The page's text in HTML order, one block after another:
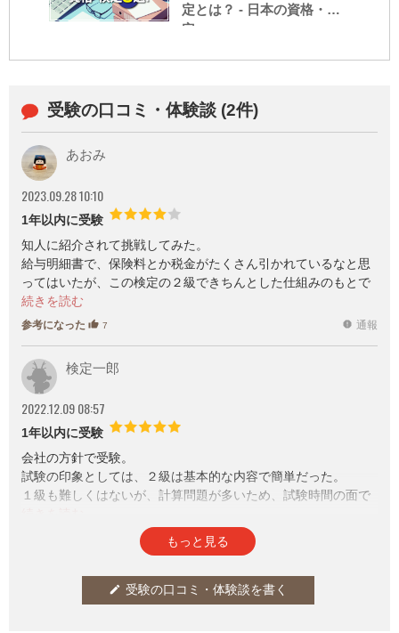
定とは？ - 日本の資格・検
定
受験の口コミ・体験談 (2件)
あおみ
2023.09.28 10:10
1年以内に受験
知人に紹介されて挑戦してみた。
給与明細書で、保険料とか税金がたくさん引かれているなと思
ってはいたが、この検定の２級できちんとした仕組みのもとで
計算されていることがわかり、面白かった。
また、ただマイナスされているだけではなくて、不測の事態で
でのお金の流れがわかって、とてもためになった。
参考になった thumb_up 7 report 通報
検定一郎
2022.12.09 08:57
1年以内に受験
会社の方針で受験。
試験の印象としては、２級は基本的な内容で簡単だった。
１級も難しくはないが、計算問題が多いため、試験時間の面で
人事労務担当であれば、２級を持ってると基礎理解という意味
は１級もあれば尚よしという感じ。
法的な面は２級でカバーされてるので、２級が何気に大事かと
もっと見る
edit 受験の口コミ・体験談を書く